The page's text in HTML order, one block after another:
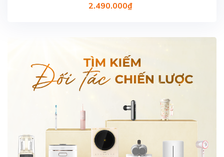
2.490.000₫